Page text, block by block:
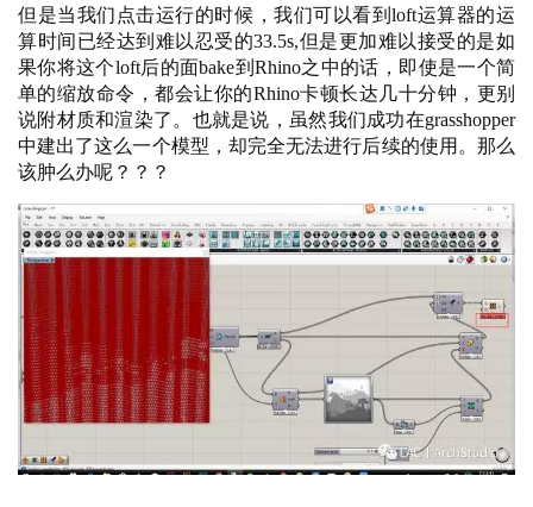
但是当我们点击运行的时候，我们可以看到loft运算器的运
算时间已经达到难以忍受的33.5s,但是更加难以接受的是如
果你将这个loft后的面bake到Rhino之中的话，即使是一个简
单的缩放命令，都会让你的Rhino卡顿长达几十分钟，更别
说附材质和渲染了。也就是说，虽然我们成功在grasshopper
中建出了这么一个模型，却完全无法进行后续的使用。那么
该肿么办呢？？？